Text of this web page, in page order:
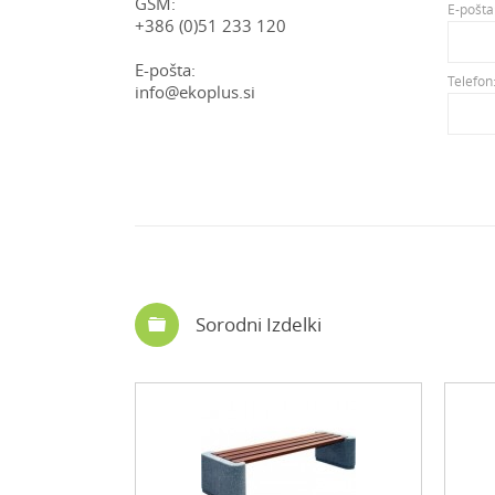
+386 (0)51 233 120
E-pošta:
info@ekoplus.si
E-
Telefon:
Sorodni Izdelki